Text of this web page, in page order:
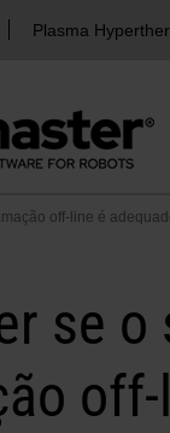
Plasma
off-line é
se